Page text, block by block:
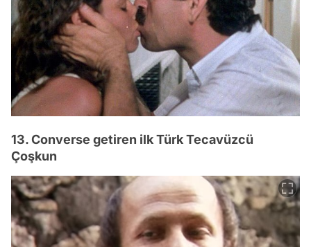
13. Converse getiren ilk Türk Tecavüzcü
Çoşkun